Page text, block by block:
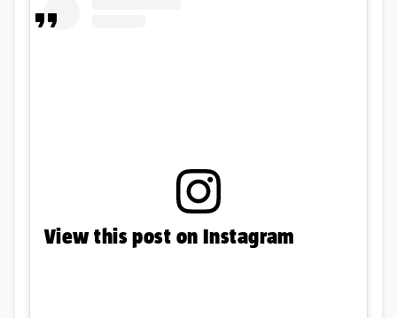
View this post on Instagram